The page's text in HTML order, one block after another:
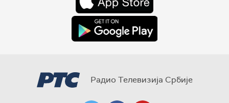
Радио Телевизија Србије